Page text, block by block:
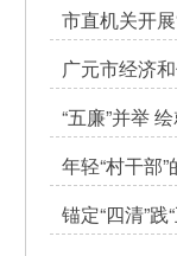
市直机关开
广元市经济
“五廉”并举
年轻“村干部
锚定“四清”